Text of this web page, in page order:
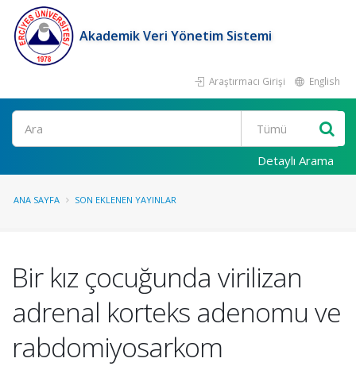
Akademik Veri Yönetim Sistemi
Araştırmacı Girişi English
Ara
Detaylı Arama
ANA SAYFA SON EKLENEN YAYINLAR
Bir kız çocuğunda virilizan
adrenal korteks adenomu ve
rabdomiyosarkom